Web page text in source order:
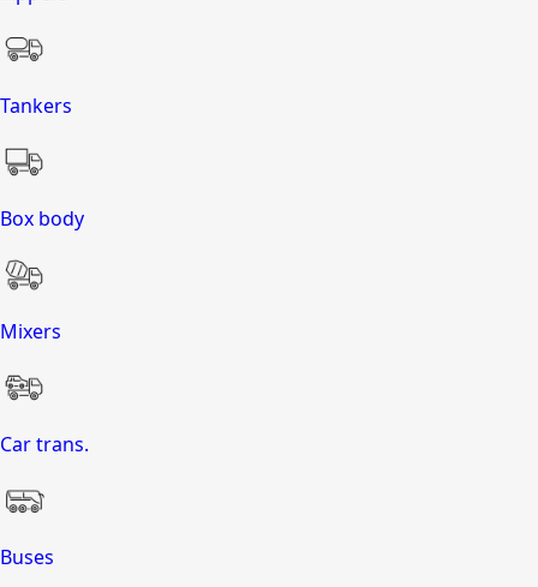
Tankers
Box body
Mixers
Car trans.
Buses